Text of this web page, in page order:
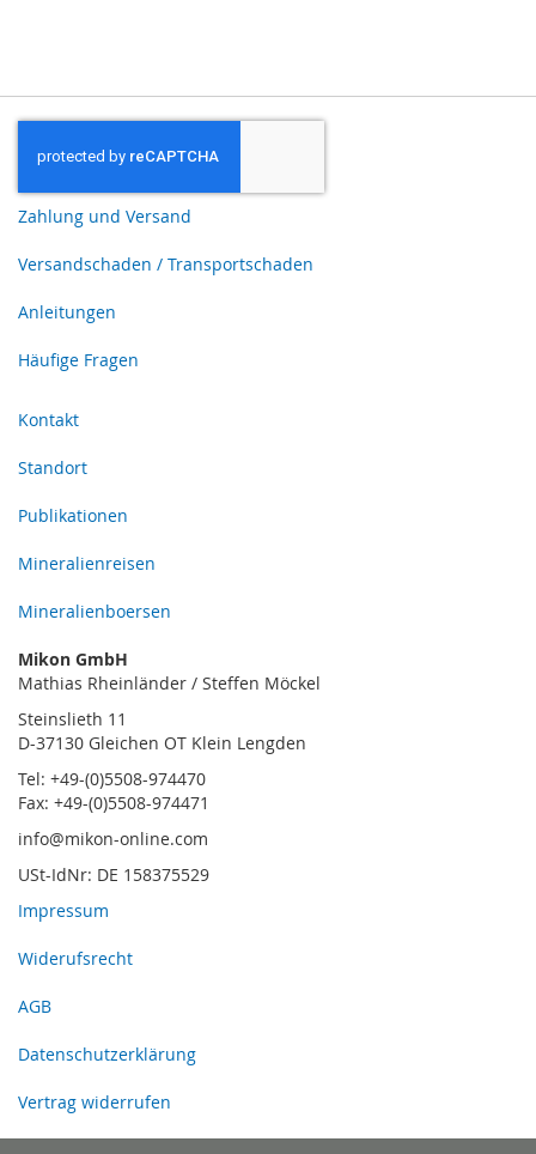
Zahlung und Versand
Versandschaden / Transportschaden
Anleitungen
Häufige Fragen
Kontakt
Standort
Publikationen
Mineralienreisen
Mineralienboersen
Mikon GmbH
Mathias Rheinländer / Steffen Möckel
Steinslieth 11
D-37130 Gleichen OT Klein Lengden
Tel: +49-(0)5508-974470
Fax: +49-(0)5508-974471
info@mikon-online.com
USt-IdNr: DE 158375529
Impressum
Widerufsrecht
AGB
Datenschutzerklärung
Vertrag widerrufen